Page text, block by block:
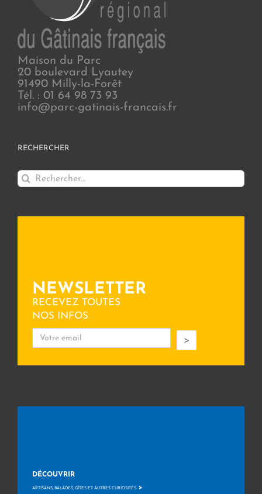
Maison du Parc
20 boulevard Lyautey
91490 Milly-la-Forêt
Tél. : 01 64 98 73 93
info@parc-gatinais-francais.fr
RECHERCHER
Rechercher:
NEWSLETTER
RECEVEZ TOUTES
NOS INFOS
>
DÉCOUVRIR
ARTISANS, BALADES, GÎTES ET AUTRES CURIOSITÉS >